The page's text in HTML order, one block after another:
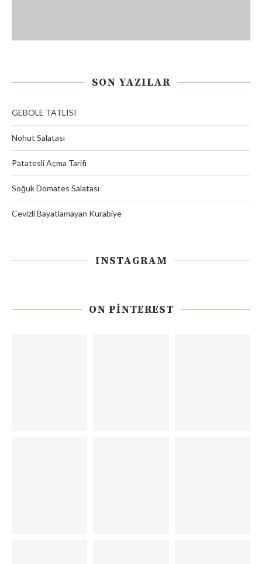
SON YAZILAR
GEBOLE TATLISI
Nohut Salatası
Patatesli Açma Tarifi
Soğuk Domates Salatası
Cevizli Bayatlamayan Kurabiye
INSTAGRAM
ON PINTEREST